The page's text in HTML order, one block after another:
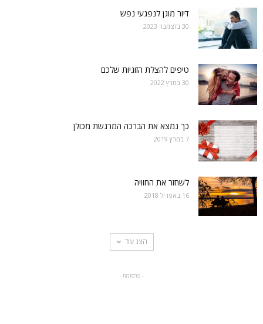
דיור מוגן לנפגעי נפש
30 בדצמבר 2023
טיפים להצלת הזוגיות שלכם
30 במרץ 2022
כך נמצא את הברכה המרגשת מכולן
7 במרץ 2019
לשחזר את החוויה
16 באפריל 2018
הצג עוד
- פרסומת -